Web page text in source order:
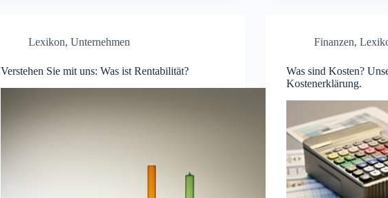
Lexikon,Unternehmen
Verstehen Sie mit uns: Was ist Rentabilität?
Finanzen,
Was sind Kosten?
Kostenerklärung.